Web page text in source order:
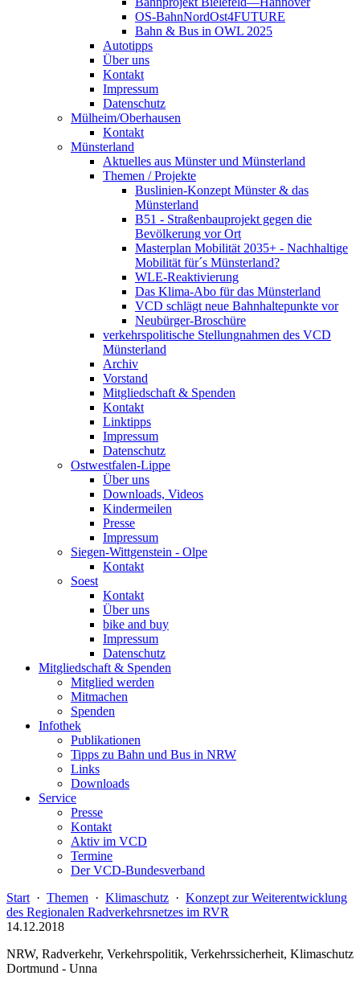
OS-BahnNordOst4FUTURE
Bahn & Bus in OWL 2025
Autotipps
Über uns
Kontakt
Impressum
Datenschutz
Mülheim/Oberhausen
Kontakt
Münsterland
Aktuelles aus Münster und Münsterland
Themen / Projekte
Buslinien-Konzept Münster & das
Münsterland
B51 - Straßenbauprojekt gegen die
Bevölkerung vor Ort
Masterplan Mobilität 2035+ - Nachhaltige
Mobilität für´s Münsterland?
WLE-Reaktivierung
Das Klima-Abo für das Münsterland
VCD schlägt neue Bahnhaltepunkte vor
Neubürger-Broschüre
verkehrspolitische Stellungnahmen des VCD
Münsterland
Archiv
Vorstand
Mitgliedschaft & Spenden
Kontakt
Linktipps
Impressum
Datenschutz
Ostwestfalen-Lippe
Über uns
Downloads, Videos
Kindermeilen
Presse
Impressum
Siegen-Wittgenstein - Olpe
Kontakt
Soest
Kontakt
Über uns
bike and buy
Impressum
Datenschutz
Mitgliedschaft & Spenden
Mitglied werden
Mitmachen
Spenden
Infothek
Publikationen
Tipps zu Bahn und Bus in NRW
Links
Downloads
Service
Presse
Kontakt
Aktiv im VCD
Termine
Der VCD-Bundesverband
Start · Themen · Klimaschutz · Konzept zur Weiterentwicklung
des Regionalen Radverkehrsnetzes im RVR
14.12.2018
NRW, Radverkehr, Verkehrspolitik, Verkehrssicherheit, Klimaschutz
Dortmund - Unna